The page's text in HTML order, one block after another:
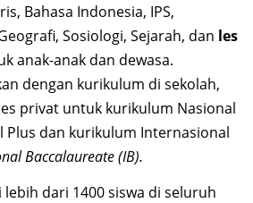
Bahasa Indonesia, IPS,
Sosiologi, Sejarah, dan les
anak-anak dan dewasa.
dengan kurikulum di sekolah,
privat untuk kurikulum Nasional
Plus dan kurikulum Internasional
Baccalaureate (IB).
dari 1400 siswa di seluruh